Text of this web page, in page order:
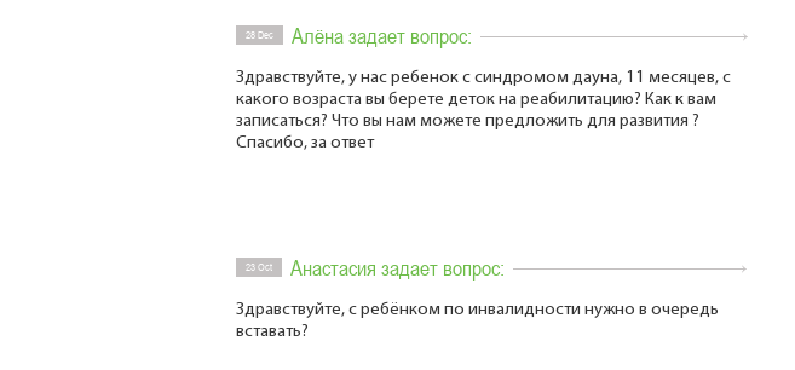
28 Dec Алёна задает вопрос:
Здравствуйте, у нас ребенок с синдромом дауна, 11 месяцев, с
какого возраста вы берете деток на реабилитацию? Как к вам
записаться? Что вы нам можете предложить для развития ?
Спасибо, за ответ
23 Oct Анастасия задает вопрос:
Здравствуйте, с ребёнком по инвалидности нужно в очередь
вставать?